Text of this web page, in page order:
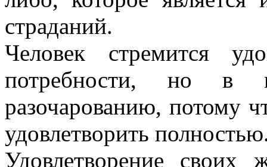
страданий.
Человек стремится
потребности, но в
разочарованию, потому
удовлетворить
Удовлетворение своих